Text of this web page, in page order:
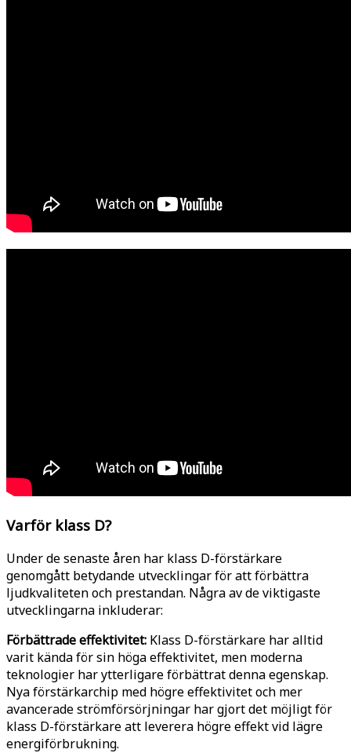
Varför klass D?
Under de senaste åren har klass D-förstärkare
genomgått betydande utvecklingar för att förbättra
ljudkvaliteten och prestandan. Några av de viktigaste
utvecklingarna inkluderar:
Förbättrade effektivitet: Klass D-förstärkare har alltid
varit kända för sin höga effektivitet, men moderna
teknologier har ytterligare förbättrat denna egenskap.
Nya förstärkarchip med högre effektivitet och mer
avancerade strömförsörjningar har gjort det möjligt för
klass D-förstärkare att leverera högre effekt vid lägre
energiförbrukning.